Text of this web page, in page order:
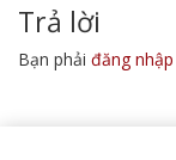
Trả lời
Bạn phải đăng nhập